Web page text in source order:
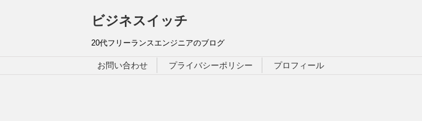
ビジネスイッチ
20代フリーランスエンジニアのブログ
お問い合わせ プライバシーポリシー プロフィール